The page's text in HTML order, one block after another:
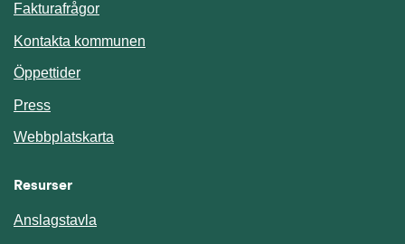
Fakturafrågor
Kontakta kommunen
Öppettider
Press
Webbplatskarta
Resurser
Anslagstavla